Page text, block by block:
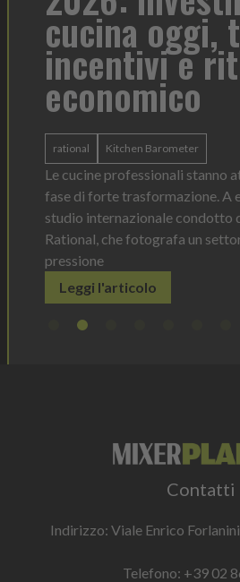
cucina oggi,
incentivi e
economico
rational Kitchen Barometer
Le cucine professionali stanno
fase di forte trasformazione. A
studio internazionale condotto
Rational, che fotografa un
pressione
Leggi l'articolo
Contatti
Indirizzo: Viale Enrico
Telefono: +39 02